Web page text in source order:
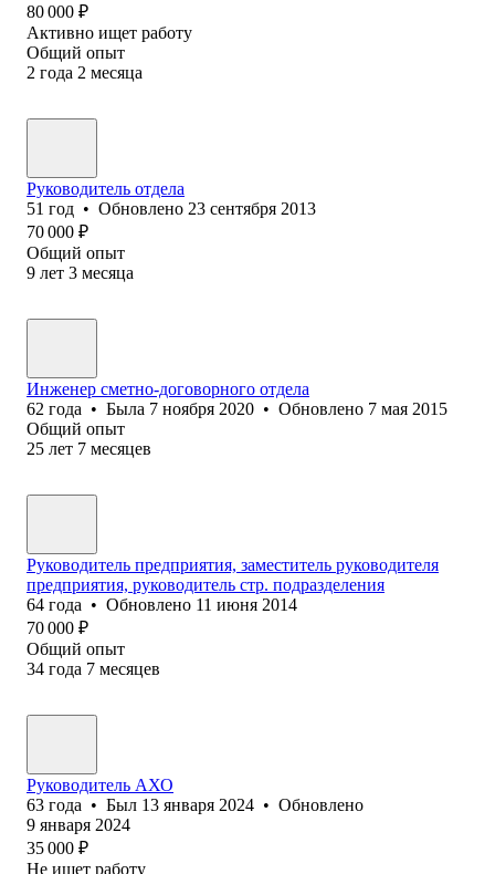
80 000 ₽
Активно ищет работу
Общий опыт
2 года 2 месяца
Руководитель отдела
51 год • Обновлено 23 сентября 2013
70 000 ₽
Общий опыт
9 лет 3 месяца
Инженер сметно-договорного отдела
62 года • Была 7 ноября 2020 • Обновлено 7 мая 2015
Общий опыт
25 лет 7 месяцев
Руководитель предприятия, заместитель руководителя
предприятия, руководитель стр. подразделения
64 года • Обновлено 11 июня 2014
70 000 ₽
Общий опыт
34 года 7 месяцев
Руководитель АХО
63 года • Был 13 января 2024 • Обновлено
9 января 2024
35 000 ₽
Не ищет работу